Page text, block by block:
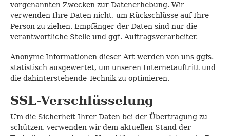
vorgenannten Zwecken zur Datenerhebung. Wir
verwenden Ihre Daten nicht, um Rückschlüsse auf Ihre
Person zu ziehen. Empfänger der Daten sind nur die
verantwortliche Stelle und ggf. Auftragsverarbeiter.
Anonyme Informationen dieser Art werden von uns ggfs.
statistisch ausgewertet, um unseren Internetauftritt und
die dahinterstehende Technik zu optimieren.
SSL-Verschlüsselung
Um die Sicherheit Ihrer Daten bei der Übertragung zu
schützen, verwenden wir dem aktuellen Stand der